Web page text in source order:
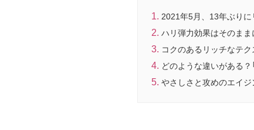
2021年5月、13年ぶり
ハリ弾力効果はそのま
コクのあるリッチなテ
どのような違いがある？
やさしさと攻めのエイ